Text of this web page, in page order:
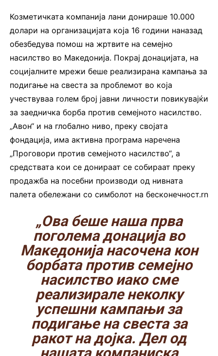
Козметичката компанија лани донираше 10.000
долари на организацијата која 16 години наназад
обезбедува помош на жртвите на семејно
насилство во Македонија. Покрај донацијата, на
социјалните мрежи беше реализирана кампања за
подигање на свеста за проблемот во која
учествуваа голем број јавни личности повикувајќи
за заедничка борба против семејното насилство.
„Авон“ и на глобално ниво, преку својата
фондација, има активна програма наречена
„Проговори против семејното насилство“, а
средствата кои се донираат се собираат преку
продажба на посебни производи од нивната
палета обележани со симболот на бесконечност.rn
„Ова беше наша прва
поголема донација во
Македонија насочена кон
борбата против семејно
насилство иако сме
реализирале неколку
успешни кампањи за
подигање на свеста за
ракот на дојка. Дел од